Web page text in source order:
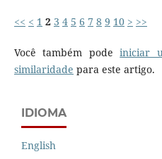
<< < 1 2 3 4 5 6 7 8 9 10 > >>
Você também podeiniciar
similaridade para este artigo.
IDIOMA
English